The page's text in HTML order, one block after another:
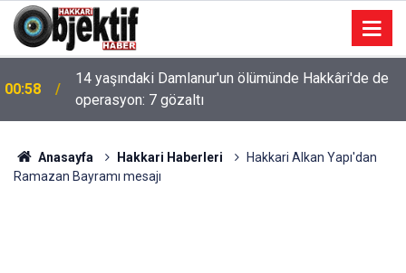
00:58
14 yaşındaki Damlanur'un ölümünde Hakkâri'de de
operasyon: 7 gözaltı
Anasayfa Hakkari Haberleri
Hakkari Alkan Yapı'dan
Ramazan Bayramı mesajı